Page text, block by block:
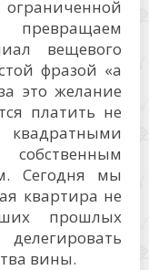
вещевого
фразой «а
это желание
платить не
Сегодня мы
квартира не
прошлых
вины.